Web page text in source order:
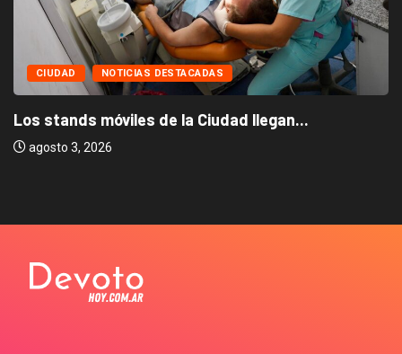
CIUDAD NOTICIAS DESTACADAS
Los stands móviles de la Ciudad llegan...
agosto 3, 2026